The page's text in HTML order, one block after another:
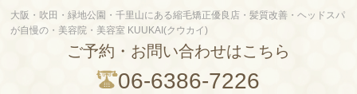
大阪・吹田・緑地公園・千里山にある縮毛矯正優良店・髪質改善・ヘッドスパ
が自慢の・美容院・美容室 KUUKAI(クウカイ)
ご予約・お問い合わせはこちら
06-6386-7226